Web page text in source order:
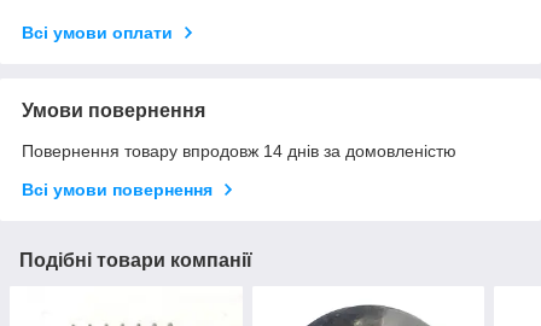
Всі умови оплати
Умови повернення
Повернення товару впродовж 14 днів за домовленістю
Всі умови повернення
Подібні товари компанії